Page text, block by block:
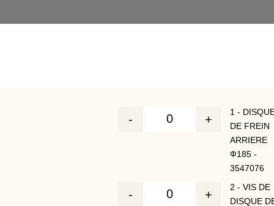
Quantité
- +
1 -
DE FREIN
ARRIERE
Ф185 -
3547076
Quantité
- +
2 - VIS DE
DISQUE